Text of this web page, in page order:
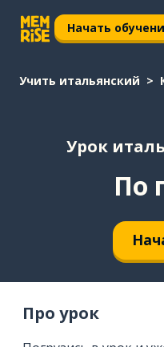
Начать
Учить итальянский
Урок
По
Про урок